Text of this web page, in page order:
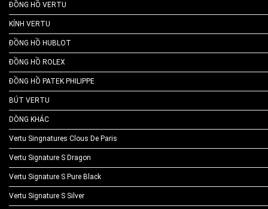
ĐỒNG HỒ VERTU
KÍNH VERTU
ĐỒNG HỒ HUBLOT
ĐỒNG HỒ ROLEX
ĐỒNG HỒ PATEK PHILIPPE
BÚT VERTU
DÒNG KHÁC
Vertu Singnatures Clous De Paris
Vertu Signature S Dragon
Vertu Signature S Pure Black
Vertu Signature S Silver